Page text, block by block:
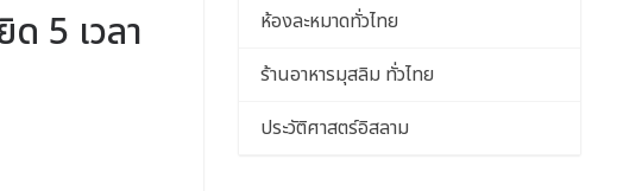
5 เวลา
ห้องละหมาดทั่วไทย
ร้านอาหารมุสลิม ทั่วไทย
ประวัติศาสตร์อิสลาม